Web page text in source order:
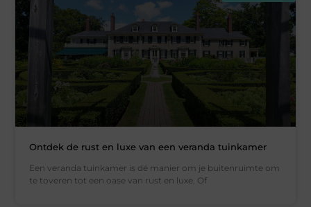
Ontdek de rust en luxe van een veranda tuinkamer
Een veranda tuinkamer is dé manier om je buitenruimte om
te toveren tot een oase van rust en luxe. Of